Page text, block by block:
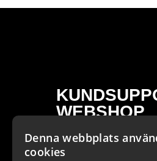
WEBSHOP
ÖPPETTIDER
Måndag - Fredag / 9 -
Denna webbplats
cookies